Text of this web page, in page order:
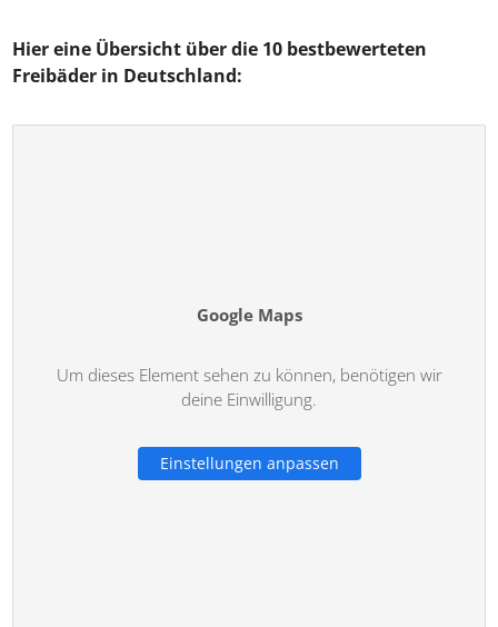
Hier eine Übersicht über die 10 bestbewerteten
Freibäder in Deutschland:
Google Maps
Um dieses Element sehen zu können, benötigen wir
deine Einwilligung.
Einstellungen anpassen